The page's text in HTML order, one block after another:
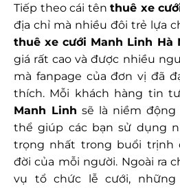
Tiếp theo cái tên thuê xe
địa chỉ mà nhiều đôi trẻ lựa
thuê xe cưới Manh Linh Hà
giá rất cao và được nhiều
mà fanpage của đơn vị đã
thích. Mỗi khách hàng tin
Manh Linh sẽ là niềm
thể giúp các bạn sử dụng
trọng nhất trong buổi trịnh
đời của mỗi người. Ngoài ra
vụ tổ chức lễ cưới, những